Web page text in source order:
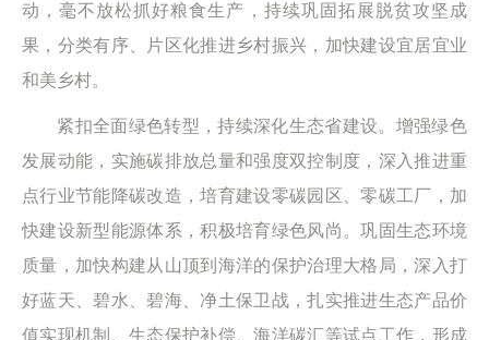
动，毫不放松抓好粮食生产，持续巩固拓展脱贫攻坚成
果，分类有序、片区化推进乡村振兴，加快建设宜居宜业
和美乡村。
紧扣全面绿色转型，持续深化生态省建设。增强绿色
发展动能，实施碳排放总量和强度双控制度，深入推进重
点行业节能降碳改造，培育建设零碳园区、零碳工厂，加
快建设新型能源体系，积极培育绿色风尚。巩固生态环境
质量，加快构建从山顶到海洋的保护治理大格局，深入打
好蓝天、碧水、碧海、净土保卫战，扎实推进生态产品价
值实现机制、生态保护补偿、海洋碳汇等试点工作，形成